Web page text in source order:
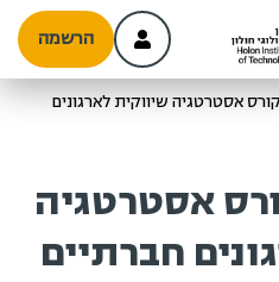
הרשמה
אסטרטגיה שיווקית לארגונים
אסטרטגיה
חברתיים